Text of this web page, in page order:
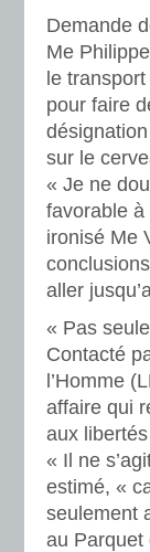
Demande
Me
le
pour faire
sur le
« Je ne
favorable à
ironisé Me
aller
« Pas
Contacté
l’Homme
affaire qui
aux
« Il ne
estimé, «
seulement
au Parquet